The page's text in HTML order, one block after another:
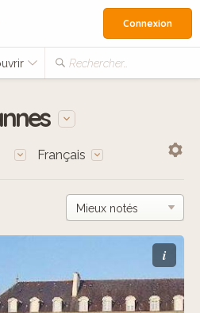
Rechercher…
Connexion
Français
i